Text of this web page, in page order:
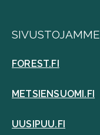
SIVUSTOJAMME
FOREST.FI
METSIENSUOMI.FI
UUSIPUU.FI